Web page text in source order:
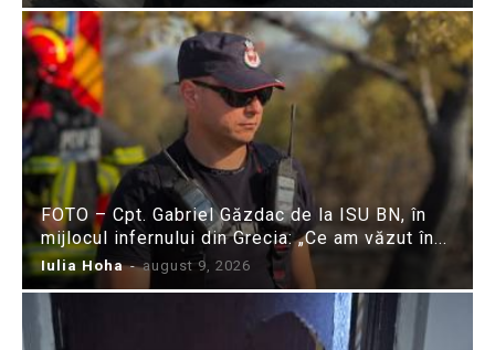
FOTO – Cpt. Gabriel Găzdac de la ISU BN, în
mijlocul infernului din Grecia: „Ce am văzut în...
Iulia Hoha - august 9, 2026